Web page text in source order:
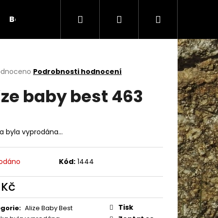
Bambule Háčky Duté vlákno
Hledat PřihlášeníNákupní
košík
Podrobnosti hodnocení
baby best 463
byla vyprodána…
Kód: 1444
: Alize Baby Best
Tisk